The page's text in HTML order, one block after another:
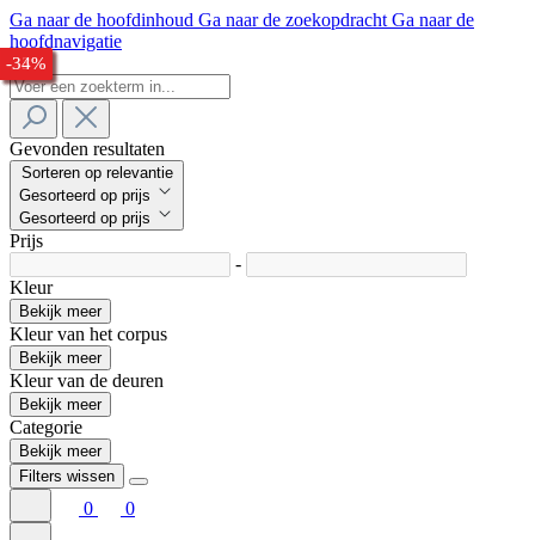
Ga naar de hoofdinhoud Ga naar de zoekopdracht Ga naar de
hoofdnavigatie
Gevonden resultaten
Sorteren op relevantie
Gesorteerd op prijs
Gesorteerd op prijs
Prijs
-
Kleur
Bekijk meer
Kleur van het corpus
Bekijk meer
Kleur van de deuren
Bekijk meer
Categorie
Bekijk meer
Filters wissen
0 0
-28%
-24%
-28%
-30%
-28%
-27%
-33%
-34%